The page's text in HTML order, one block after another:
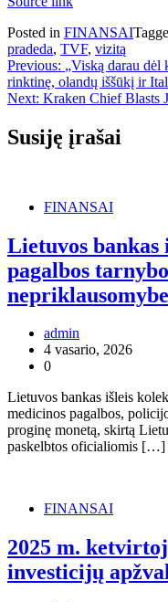
Posted in FINANSAI
pradeda, TVF, vizitą
Navigacija
tarp
Previous: „Viską darau dėl
rinktinę, olandų iššūkį ir
Next: Kraken Chief Blasts
Susiję įrašai
FINANSAI
Lietuvos bankas
pagalbos
admin
4 vasario, 2026
0
Lietuvos bankas išleis
medicinos pagalbos,
proginę monetą, skirtą
paskelbtos oficialiomis […]
FINANSAI
2025 m.
investicijų